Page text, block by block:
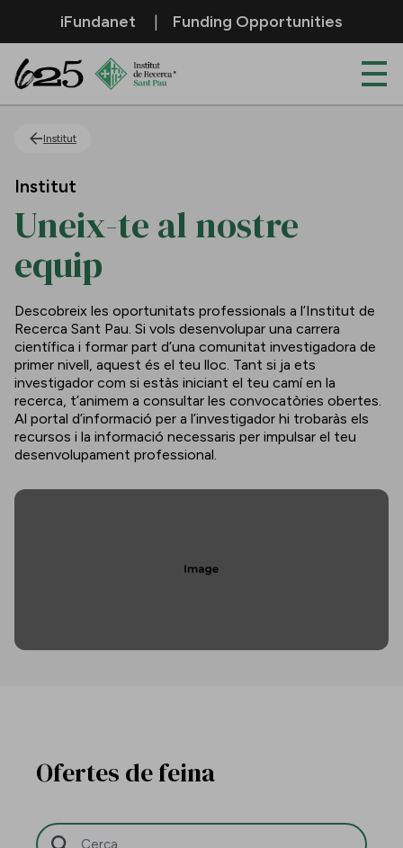
Salta al contingut principal
iFundanet Funding Opportunities
Institut
Institut
Uneix-te al nostre
equip
Descobreix les oportunitats professionals a l’Institut de
Recerca Sant Pau. Si vols desenvolupar una carrera
científica i formar part d’una comunitat investigadora de
primer nivell, aquest és el teu lloc. Tant si ja ets
investigador com si estàs iniciant el teu camí en la
recerca, t’animem a consultar les convocatòries obertes.
Al portal d’informació per a l’investigador hi trobaràs els
recursos i la informació necessaris per impulsar el teu
desenvolupament professional.
Ofertes de feina
Barra de cerca